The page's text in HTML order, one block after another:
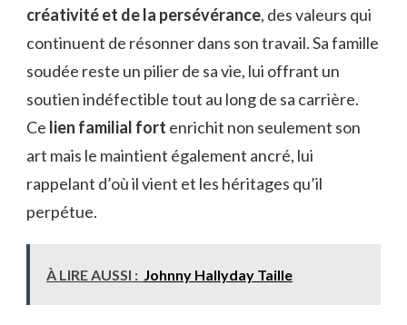
créativité et de la persévérance, des valeurs qui
continuent de résonner dans son travail. Sa famille
soudée reste un pilier de sa vie, lui offrant un
soutien indéfectible tout au long de sa carrière.
Ce lien familial fort enrichit non seulement son
art mais le maintient également ancré, lui
rappelant d’où il vient et les héritages qu’il
perpétue.
À LIRE AUSSI : Johnny Hallyday Taille